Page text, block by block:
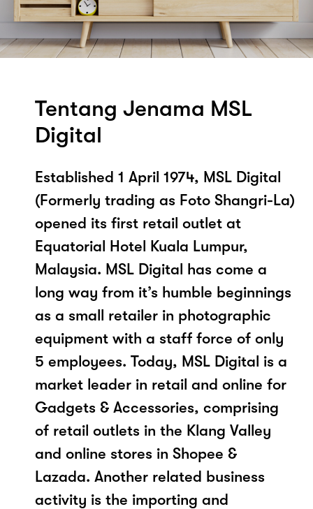
Tentang Jenama MSL
Digital
Established 1 April 1974, MSL Digital
(Formerly trading as Foto Shangri-La)
opened its first retail outlet at
Equatorial Hotel Kuala Lumpur,
Malaysia. MSL Digital has come a
long way from it’s humble beginnings
as a small retailer in photographic
equipment with a staff force of only
5 employees. Today, MSL Digital is a
market leader in retail and online for
Gadgets & Accessories, comprising
of retail outlets in the Klang Valley
and online stores in Shopee &
Lazada. Another related business
activity is the importing and